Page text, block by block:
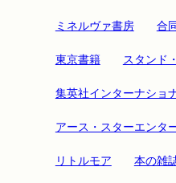
ミネルヴァ書房 合
東京書籍 スタンド
集英社インターナショ
アース・スターエンタ
リトルモア 本の雑